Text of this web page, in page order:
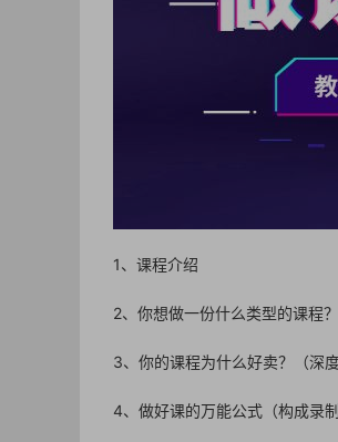
1、课程介绍
2、你想做一份什么类型的课程？
3、你的课程为什么好卖？（深
4、做好课的万能公式（构成录制